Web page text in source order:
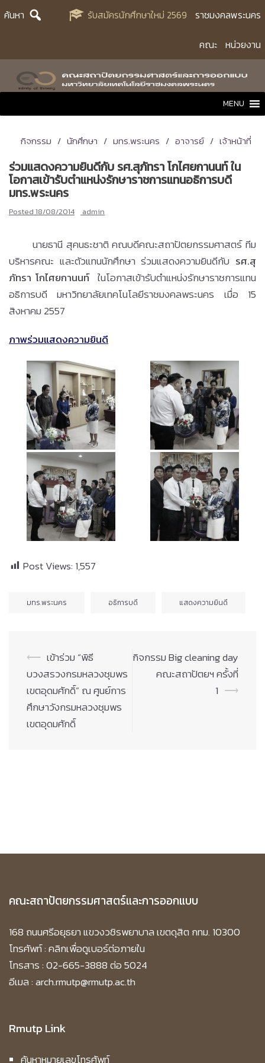
Skipค้นหา รับสมัครนักศึกษาใหม่ 2569 ราชมงคลพระนคร
คณะ หน่วยงาน
MENU
กิจกรรม นักศึกษา มทร.พระนคร อาจารย์ เจ้าหน้าที่
ร่วมแสดงความยินดีกับ รศ.สุภัทรา โกไศยกานนท์ ใน
โอกาสเข้ารับตำแหน่งรักษาราชการแทนอธิการบดี
มทร.พระนคร
Posted 18/08/2014 admin
นายธานี สุคนธะชาติ คณบดีคณะสถาปัตยกรรมศาสตร์ ทีม
บริหารคณะ และตัวแทนนักศึกษา ร่วมแสดงความยินดีกับ รศ.สุ
ภัทรา โกไศยกานนท์ ในโอกาสเข้ารับตำแหน่งรักษาราชการแทน
อธิการบดี มหาวิทยาลัยเทคโนโลยีราชมงคลพระนคร เมื่อ 15
สิงหาคม 2557
ภาพร่วมแสดงความยินดี
Post Views: 1,557
มทร.พระนคร อธิการบดี แสดงความยินดี
Post
navigation
⟵ เข้าร่วม “พิธี
บวงสรวงกรมหลวงชุมพร
เขตอุดมศักดิ์” ณ ศูนย์การ
ศึกษาวังกรมหลวงชุมพร
เขตอุดมศักดิ์
กิจกรรม Big cleaning day
คณะสถาปัตยฯ ครั้งที่
1 ⟶
คณะสถาปัตยกรรมศาสตร์และการออกแบบ
168 ถนนศรีอยุธยา แขวงวชิรพยาบาล เขตดุสิต กทม. 10300
โทรศัพท์ :คลิกเพื่อดูเบอร์ต่อภายใน
โทรสาร : 02-665-3888 ต่อ 5024
อีเมล : arch.rmutp@rmutp.ac.th
Rmutp Link
ค้นหาหมายเลขโทรศัพท์